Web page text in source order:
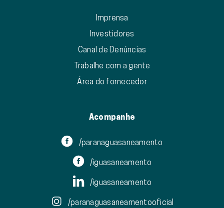
Imprensa
Investidores
Canal de Denúncias
Trabalhe com a gente
Área do fornecedor
Acompanhe
/paranaguasaneamento
/iguasaneamento
/iguasaneamento
/paranaguasaneamentooficial